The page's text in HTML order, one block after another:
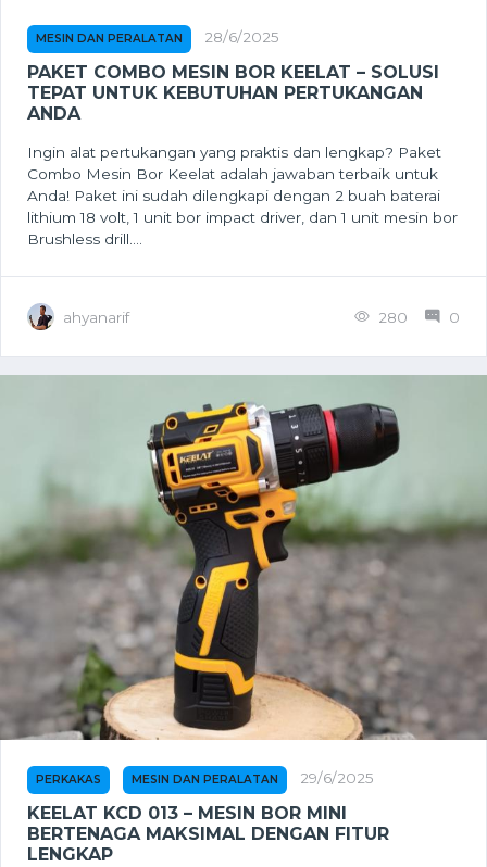
MESIN DAN PERALATAN 28/6/2025
PAKET COMBO MESIN BOR KEELAT – SOLUSI
TEPAT UNTUK KEBUTUHAN PERTUKANGAN
ANDA
Ingin alat pertukangan yang praktis dan lengkap? Paket
Combo Mesin Bor Keelat adalah jawaban terbaik untuk
Anda! Paket ini sudah dilengkapi dengan 2 buah baterai
lithium 18 volt, 1 unit bor impact driver, dan 1 unit mesin bor
Brushless drill....
ahyanarif 280 0
PERKAKAS MESIN DAN PERALATAN 29/6/2025
KEELAT KCD 013 – MESIN BOR MINI
BERTENAGA MAKSIMAL DENGAN FITUR
LENGKAP